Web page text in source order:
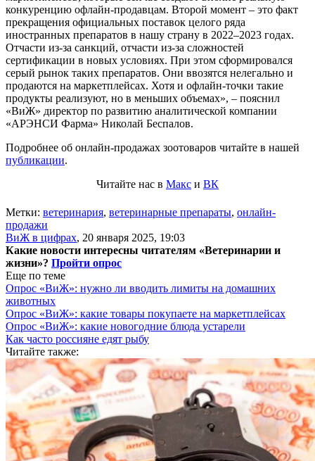
конкуренцию офлайн-продавцам. Второй момент – это факт
прекращения официальных поставок целого ряда
иностранных препаратов в нашу страну в 2022–2023 годах.
Отчасти из-за санкций, отчасти из-за сложностей
сертификации в новых условиях. При этом сформировался
серый рынок таких препаратов. Они ввозятся нелегально и
продаются на маркетплейсах. Хотя и офлайн-точки такие
продукты реализуют, но в меньших объемах», – пояснил
«ВиЖ» директор по развитию аналитической компании
«АРЭНСИ Фарма» Николай Беспалов.
Подробнее об онлайн-продажах зоотоваров читайте в нашей
публикации.
Читайте нас в Макс и ВК
Метки: ветеринария, ветеринарные препараты, онлайн-
продажи
ВиЖ в цифрах, 20 января 2025, 19:03
Какие новости интересны читателям «Ветеринарии и
жизни»? Пройти опрос
Еще по теме
Опрос «ВиЖ»: нужно ли вводить лимиты на домашних
животных
Опрос «ВиЖ»: какие товары покупаете на маркетплейсах
Опрос «ВиЖ»: какие новогодние блюда устарели
Как часто россияне едят рыбу
Читайте также: